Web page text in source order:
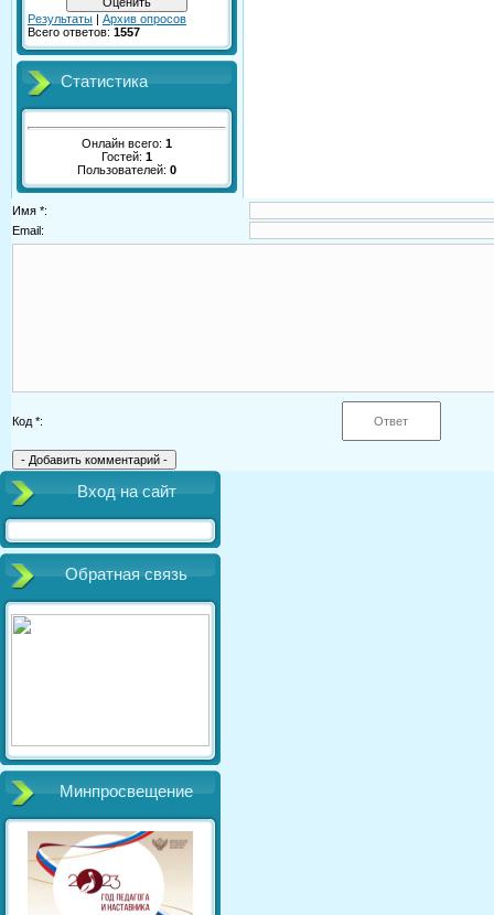
Результаты | Архив опросов
Всего ответов: 1557
Статистика
Онлайн всего: 1
Гостей: 1
Пользователей: 0
Имя *:
Email:
Код *:
Вход на сайт
Обратная связь
Минпросвещение